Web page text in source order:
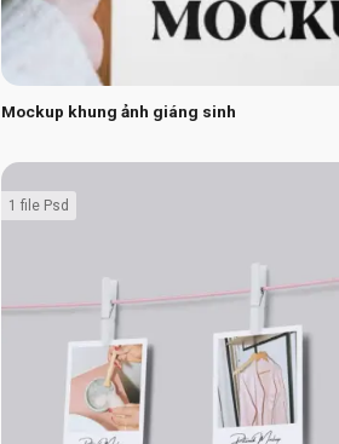
Mockup khung ảnh giáng sinh
1 file Psd